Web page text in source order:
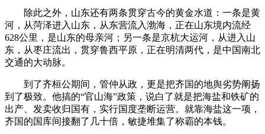
除此之外，山东还有两条贯穿古今的黄金水道：一条是黄
河，从菏泽进入山东，从东营流入渤海，正在山东境内流经
628公里，是山东的母亲河；另一条是京杭大运河，从进入山
东，从枣庄流出，贯穿鲁西平原，正在明清两代，是中国南北
交通的大动脉。
到了齐桓公期间，管仲从政，更是把齐国的地舆劣势阐扬
到了极致。他搞的“官山海”政策，说白了就是把海盐和铁矿的
出产、发卖收归国有，实行国度垄断运营。就靠海盐这一项，
齐国的国库间接翻了几十倍，敏捷堆集了称霸的本钱。